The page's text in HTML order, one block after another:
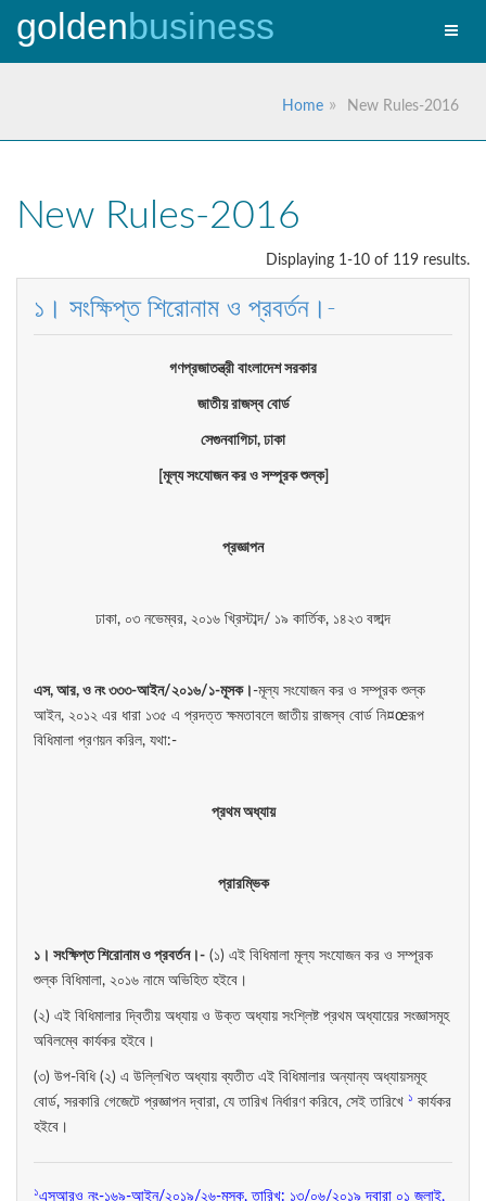
goldenbusiness
Toggle
Home New Rules-2016
New Rules-2016
Displaying 1-10 of 119 results.
১। সংক্ষিপ্ত শিরোনাম ও প্রবর্তন।-
গণপ্রজাতন্ত্রী বাংলাদেশসরকার
জাতীয়রাজস্ব বোর্ড
সেগুনবাগিচা, ঢাকা
মূল্যসংযোজনকর ও সম্পূরকশুল্ক]
প্রজ্ঞাপন
ঢাকা, ০৩ নভেম্বর, ২০১৬ খ্রিস্টাব্দ/ ১৯ কার্তিক, ১৪২৩ বঙ্গাব্দ
এস, আর, ও নং৩৩৩-আইন/২০১৬/১-মূসক। -মূল্য সংযোজন কর ও সম্পূরক শুল্ক
আইন, ২০১২ এর ধারা ১৩৫ এ প্রদত্ত ক্ষমতাবলে জাতীয় রাজস্ব বোর্ড নি¤œরূপ
বিধিমালা প্রণয়ন করিল, যথা:-
প্রথমঅধ্যায়
প্রারম্ভিক
১ । সংক্ষিপ্তশিরোনামও প্রবর্তন।- (১) এই বিধিমালা মূল্য সংযোজন কর ও সম্পূরক
শুল্ক বিধিমালা, ২০১৬ নামে অভিহিত হইবে।
(২) এই বিধিমালার দ্বিতীয় অধ্যায় ও উক্ত অধ্যায় সংশ্লিষ্ট প্রথম অধ্যায়ের সংজ্ঞাসমূহ
অবিলম্বে কার্যকর হইবে।
(৩) উপ-বিধি (২) এ উল্লিখিত অধ্যায় ব্যতীত এই বিধিমালার অন্যান্য অধ্যায়সমূহ
বোর্ড, সরকারি গেজেটে প্রজ্ঞাপন দ্বারা, যে তারিখ নির্ধারণ করিবে, সেই তারিখে ১ কার্যকর
হইবে।
১এসআরও নং-১৬৯-আইন/২০১৯/২৬-মূসক, তারিখ: ১৩/০৬/২০১৯ দ্বারা ০১ জুলাই,